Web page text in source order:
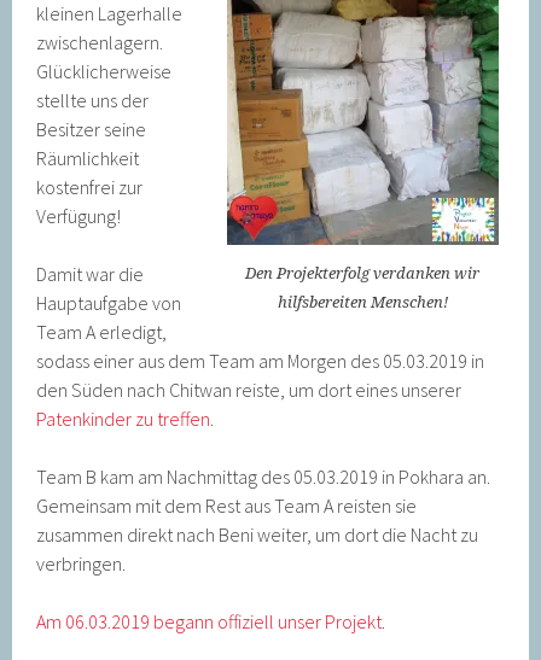
Den Projekterfolg verdanken wir
hilfsbereiten Menschen!
kleinen Lagerhalle
zwischenlagern.
Glücklicherweise
stellte uns der
Besitzer seine
Räumlichkeit
kostenfrei zur
Verfügung!
Damit war die
Hauptaufgabe von
Team A erledigt,
sodass einer aus dem Team am Morgen des 05.03.2019 in
den Süden nach Chitwan reiste, um dort eines unserer
Patenkinder zu treffen.
Team B kam am Nachmittag des 05.03.2019 in Pokhara an.
Gemeinsam mit dem Rest aus Team A reisten sie
zusammen direkt nach Beni weiter, um dort die Nacht zu
verbringen.
Am 06.03.2019 begann offiziell unser Projekt.